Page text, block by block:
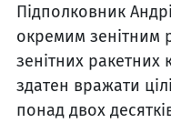
Підполковник
окремим зенітним
зенітних ракетних
здатен вражати
понад двох